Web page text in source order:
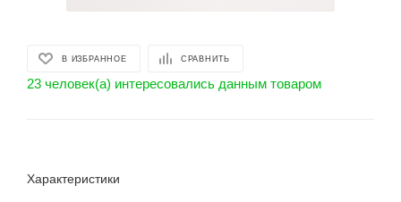
В ИЗБРАННОЕ СРАВНИТЬ
23 человек(а) интересовались данным товаром
Характеристики